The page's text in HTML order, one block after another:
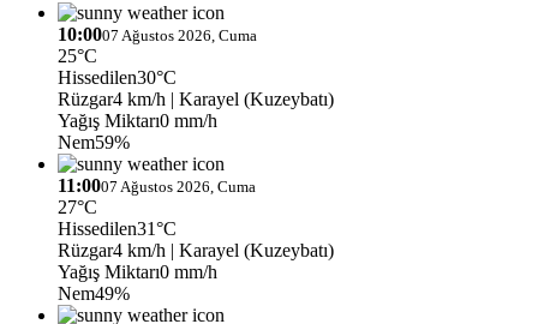
10:0007 Ağustos 2026, Cuma
25°C
Hissedilen30°C
Rüzgar4 km/h | Karayel (Kuzeybatı)
Yağış Miktarı0 mm/h
Nem59%
11:0007 Ağustos 2026, Cuma
27°C
Hissedilen31°C
Rüzgar4 km/h | Karayel (Kuzeybatı)
Yağış Miktarı0 mm/h
Nem49%